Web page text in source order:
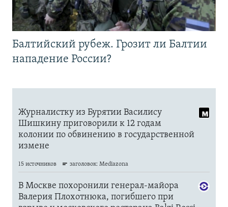
Балтийский рубеж. Грозит ли Балтии
нападение России?